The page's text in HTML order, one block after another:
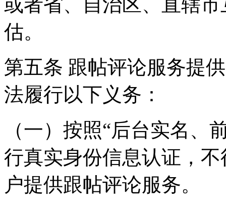
估。
第五条 跟帖评论服务提
法履行以下义务：
（一）按照“后台实名、
行真实身份信息认证，
户提供跟帖评论服务。